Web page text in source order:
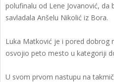
polufinalu od Lene Jovanović,
savladala Anšelu Nikolić iz Bora.
Luka Matković je i pored dobrog
osvojio peto mesto u kategoriji
U svom prvom nastupu na